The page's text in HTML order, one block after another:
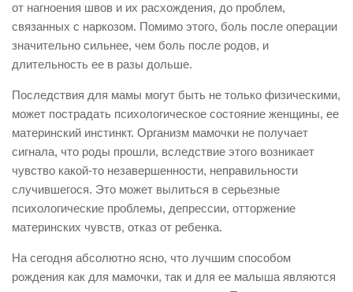
от нагноения швов и их расхождения, до проблем,
связанных с наркозом. Помимо этого, боль после операции
значительно сильнее, чем боль после родов, и
длительность ее в разы дольше.
Последствия для мамы могут быть не только физическими,
может пострадать психологическое состояние женщины, ее
материнский инстинкт. Организм мамочки не получает
сигнала, что роды прошли, вследствие этого возникает
чувство какой-то незавершенности, неправильности
случившегося. Это может вылиться в серьезные
психологические проблемы, депрессии, отторжение
материнских чувств, отказ от ребенка.
На сегодня абсолютно ясно, что лучшим способом
рождения как для мамочки, так и для ее малыша являются